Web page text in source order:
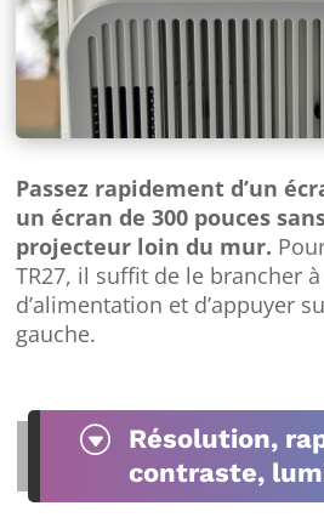
Passez rapidement d’un
un écran de 300 pouces
projecteur loin du mur.
TR27, il suffit de le brancher
d’alimentation et d’appuyer
gauche.
G
Résolution,
contraste,